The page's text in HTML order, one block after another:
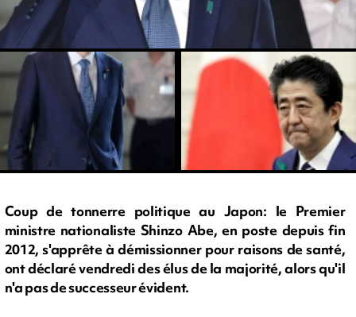
Coup de tonnerre politique au Japon: le Premier
ministre nationaliste Shinzo Abe, en poste depuis fin
2012, s'apprête à démissionner pour raisons de santé,
ont déclaré vendredi des élus de la majorité, alors qu'il
n'a pas de successeur évident.